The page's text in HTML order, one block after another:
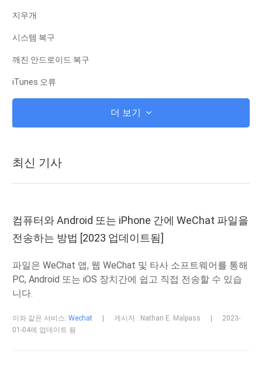
지우개
시스템 복구
깨진 안드로이드 복구
iTunes 오류
iTunes
iOS 복구 모드
안드로이드 ROM
탈옥
업그레이드
겨울 왕국
더 보기
최신 기사
컴퓨터와 Android 또는 iPhone 간에 WeChat 파일을
전송하는 방법 [2023 업데이트됨]
파일은 WeChat 앱, 웹 WeChat 및 타사 소프트웨어를 통해
PC, Android 또는 iOS 장치간에 쉽고 직접 전송할 수 있습
니다.
이와 같은 서비스:Wechat 게시자 : Nathan E. Malpass
2023-
01-04에 업데이트 됨